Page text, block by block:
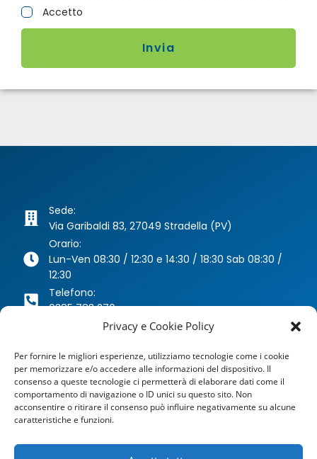
Privacy e Cookie Policy
Per fornire le migliori esperienze, utilizziamo tecnologie come i cookie
per memorizzare e/o accedere alle informazioni del dispositivo. Il
consenso a queste tecnologie ci permetterà di elaborare dati come il
comportamento di navigazione o ID unici su questo sito. Non
acconsentire o ritirare il consenso può influire negativamente su alcune
caratteristiche e funzioni.
Accetto
Invia
Sede:
Via Garibaldi 83, 27049 Stradella (PV)
Orario:
Lun-Ven 08:30 / 12:30 e 14:30 / 18:30 Sab 08:30 /
12:30
Telefono:
0385 783 270
Email:
agenzia@dragoniassicurazioni.it
PEC:
dragoniassicurazioni@pec.it